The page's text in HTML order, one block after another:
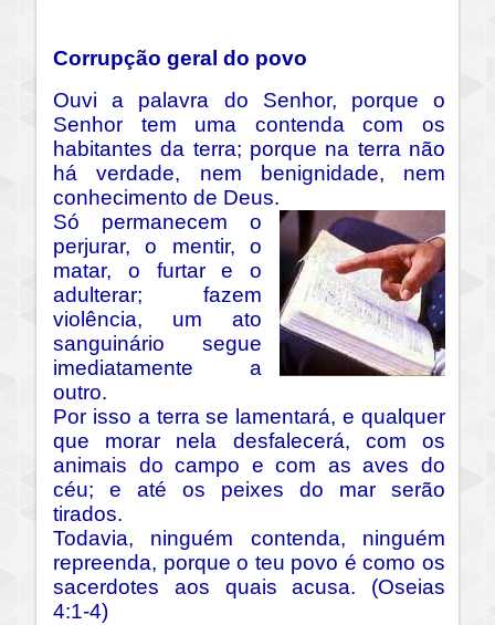
Corrupção geral do povo
Ouvi a palavra do Senhor, porque o
Senhor tem uma contenda com os
habitantes da terra; porque na terra não
há verdade, nem benignidade, nem
conhecimento de Deus.
Só permanecem o
perjurar, o mentir, o
matar, o furtar e o
adulterar; fazem
violência, um ato
sanguinário segue
imediatamente a
outro.
Por isso a terra se lamentará, e qualquer
que morar nela desfalecerá, com os
animais do campo e com as aves do
céu; e até os peixes do mar serão
tirados.
Todavia, ninguém contenda, ninguém
repreenda, porque o teu povo é como os
sacerdotes aos quais acusa. (Oseias
4:1-4)